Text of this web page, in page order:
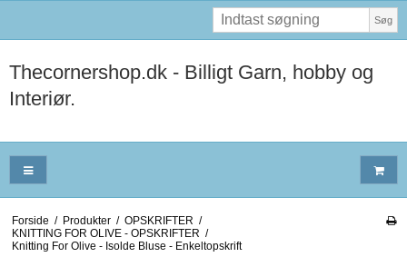
Søg
Thecornershop.dk - Billigt Garn, hobby og
Interiør.
Forside / Produkter / OPSKRIFTER /
KNITTING FOR OLIVE - OPSKRIFTER /
Knitting For Olive - Isolde Bluse - Enkeltopskrift